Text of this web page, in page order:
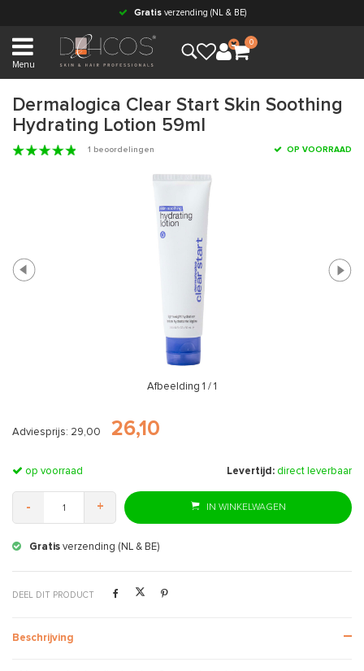
Gratisverzending (NL & BE)
Menu
0
Dermalogica Clear Start Skin Soothing
Hydrating Lotion 59ml
1 beoordelingen OP VOORRAAD
Afbeelding 1 / 1
Adviesprijs: 29,00 26,10
op voorraad Levertijd: direct leverbaar
- + IN WINKELWAGEN
Gratis verzending (NL & BE)
DEEL DIT PRODUCT
Beschrijving